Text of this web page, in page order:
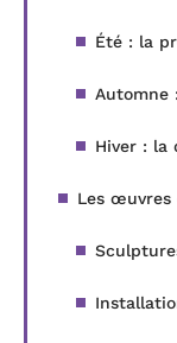
Été : la
Automne
Hiver : la
Les œuvres